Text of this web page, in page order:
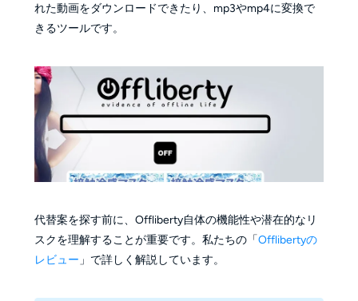
れた動画をダウンロードできたり、mp3やmp4に変換で
きるツールです。
代替案を探す前に、Offliberty自体の機能性や潜在的なリ
スクを理解することが重要です。私たちの「Offlibertyの
レビュー 」で詳しく解説しています。